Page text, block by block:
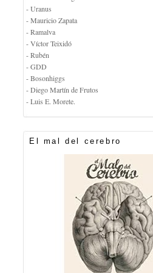
- Uranus
- Mauricio Zapata
- Ramalva
- Víctor Teixidó
- Rubén
- GDD
- Bosonhiggs
- Diego Martín de Frutos
- Luis E. Morete.
El mal del cerebro